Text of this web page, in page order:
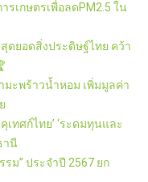
รเกษตรเพื่อลดPM2.5 ใน
ดยอดสิ่งประดิษฐ์ไทย คว้า
ะพร้าวน้ำหอม เพิ่มมูลค่า
ทศก์ไทย’ ‘ระดมทุนและ
านี
ม” ประจำปี 2567 ยก